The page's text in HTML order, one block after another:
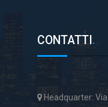
CONTATTI .
Headquarter: